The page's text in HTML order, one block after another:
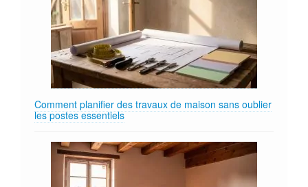
Comment planifier des travaux de maison sans oublier
les postes essentiels